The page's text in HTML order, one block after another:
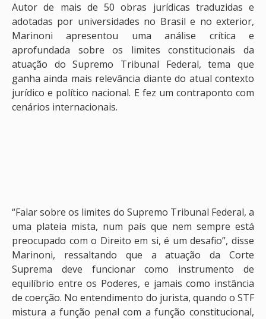
Autor de mais de 50 obras jurídicas traduzidas e
adotadas por universidades no Brasil e no exterior,
Marinoni apresentou uma análise crítica e
aprofundada sobre os limites constitucionais da
atuação do Supremo Tribunal Federal, tema que
ganha ainda mais relevância diante do atual contexto
jurídico e político nacional. E fez um contraponto com
cenários internacionais.
“Falar sobre os limites do Supremo Tribunal Federal, a
uma plateia mista, num país que nem sempre está
preocupado com o Direito em si, é um desafio”, disse
Marinoni, ressaltando que a atuação da Corte
Suprema deve funcionar como instrumento de
equilíbrio entre os Poderes, e jamais como instância
de coerção. No entendimento do jurista, quando o STF
mistura a função penal com a função constitucional,